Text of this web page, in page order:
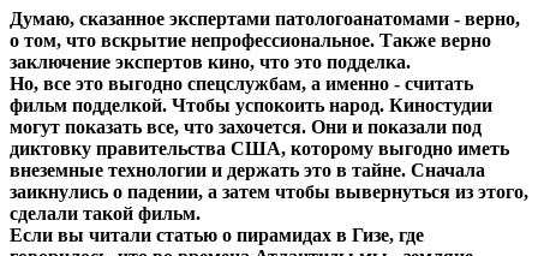
Думаю, сказанное экспертами патологоанатомами - верно,
о том, что вскрытие непрофессиональное. Также верно
заключение экспертов кино, что это подделка.
Но, все это выгодно спецслужбам, а именно - считать
фильм подделкой. Чтобы успокоить народ. Киностудии
могут показать все, что захочется. Они и показали под
диктовку правительства США, которому выгодно иметь
внеземные технологии и держать это в тайне. Сначала
заикнулись о падении, а затем чтобы вывернуться из этого,
сделали такой фильм.
Если вы читали статью о пирамидах в Гизе, где